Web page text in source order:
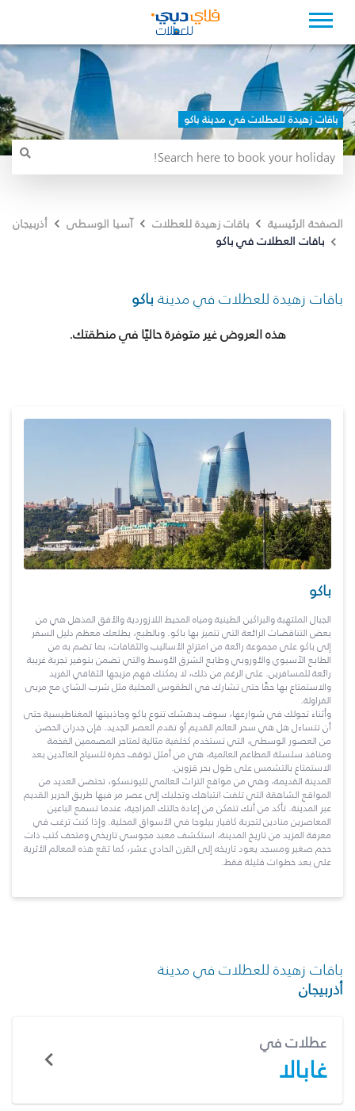
باقات زهيدة للعطلات في مدينة باكو
الصفحة الرئيسية باقات زهيدة للعطلات آسيا الوسطى
أذربيجان
باقات العطلات في باكو
باقات زهيدة للعطلات في مدينة باكو
هذه العروض غير متوفرة حاليًا في منطقتك.
باكو
الجبال الملتهبة والبراكين الطينية ومياه المحيط اللازوردية والأفق المذهل هي من
بعض التناقضات الرائعة التي تتميز بها باكو. وبالطبع، يطلعك معظم دليل السفر
إلى باكو على مجموعة رائعة من امتزاج الأساليب والثقافات، بما تضم به من
الطابع الآسيوي والأوروبي وطابع الشرق الأوسط والتي تضمن بتوفير تجربة غريبة
رائعة للمسافرين. على الرغم من ذلك، لا يمكنك فهم مزيجها الثقافي الفريد
والاستمتاع بها حقًا حتى تشارك في الطقوس المحلية مثل شرب الشاي مع مربى
الفراولة.
وأثناء تجولك في شوارعها، سوف يدهشك تنوع باكو وجاذبيتها المغناطيسية حتى
أن تتساءل هل هي سحر العالم القديم أو تقدم العصر الجديد. فإن جدران الحصن
من العصور الوسطى، التي تستخدم كخلفية مثالية لمتاجر المصممين الفخمة
ومنافذ سلسلة المطاعم العالمية، هي من أمثل توقف حفرة للسياح العائدين بعد
الاستمتاع بالتشمس على طول بحر قزوين.
المدينة القديمة، وهي من مواقع التراث العالمي لليونسكو، تحتضن العديد من
المواقع الشاهقة التي تلفت انتباهك وتجلبك إلى عصر مر فيها طريق الحرير القديم
عبر المدينة. تأكد من أنك تتمكن من إعادة حالتك المزاجية، عندما تسمع الباعين
المعاصرين منادين لتجربة كافيار بيلوجا في الأسواق المحلية. وإذا كنت ترغب في
معرفة المزيد من تاريخ المدينة، استكشف معبد مجوسي تاريخي ومتحف كتب ذات
حجم صغير ومسجد يعود تاريخه إلى القرن الحادي عشر، كما تقع هذه المعالم الأثرية
على بعد خطوات قليلة فقط.
باقات زهيدة للعطلات في مدينة
أذربيجان
عطلات في
غابالا